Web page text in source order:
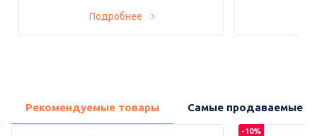
Подробнее
Рекомендуемые товары Самые продаваемые
-10%